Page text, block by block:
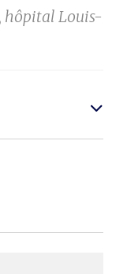
hôpital Louis-